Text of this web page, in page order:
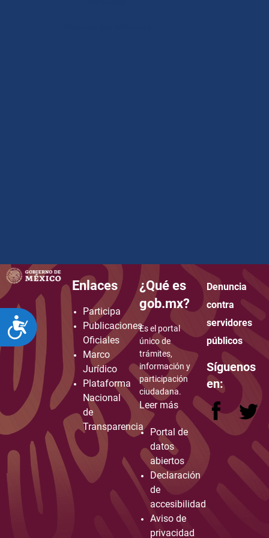
ACCESIBILIDAD
how to embed google map in website
Enlaces
Participa
Publicaciones
Oficiales
Marco
Jurídico
Plataforma
Nacional
de
Transparencia
¿Qué es
gob.mx?
Es el portal
único de
trámites,
información y
participación
ciudadana.
Leer más
Portal de
datos
abiertos
Declaración
de
accesibilidad
Aviso de
privacidad
Denuncia
contra
servidores
públicos
Síguenos
en: